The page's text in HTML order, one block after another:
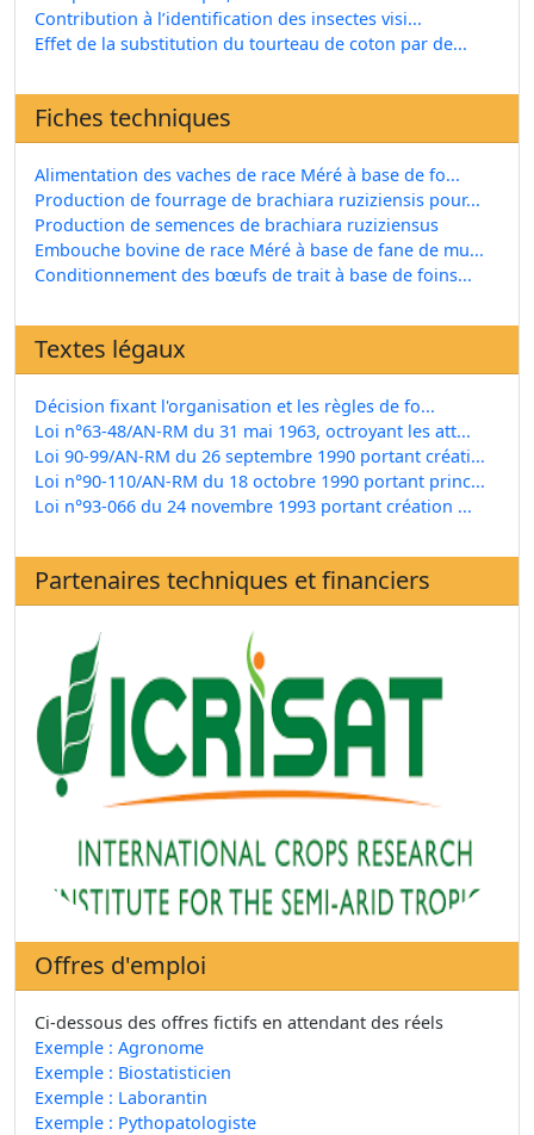
Contribution à l’identification des insectes visi...
Effet de la substitution du tourteau de coton par de...
Fiches techniques
Alimentation des vaches de race Méré à base de fo...
Production de fourrage de brachiara ruziziensis pour...
Production de semences de brachiara ruziziensus
Embouche bovine de race Méré à base de fane de mu...
Conditionnement des bœufs de trait à base de foins...
Textes légaux
Décision fixant l'organisation et les règles de fo...
Loi n°63-48/AN-RM du 31 mai 1963, octroyant les att...
Loi 90-99/AN-RM du 26 septembre 1990 portant créati...
Loi n°90-110/AN-RM du 18 octobre 1990 portant princ...
Loi n°93-066 du 24 novembre 1993 portant création ...
Partenaires techniques et financiers
Offres d'emploi
Ci-dessous des offres fictifs en attendant des réels
Exemple : Agronome
Exemple : Biostatisticien
Exemple : Laborantin
Exemple : Pythopatologiste